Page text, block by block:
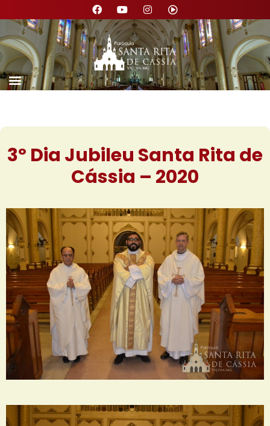
3º Dia Jubileu Santa Rita de
Cássia – 2020